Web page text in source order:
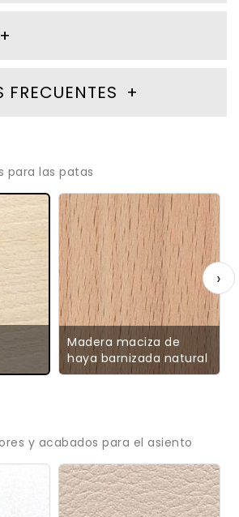
FRECUENTES
para las patas
Madera maciza de
haya barnizada natural
›
y acabados para el asiento